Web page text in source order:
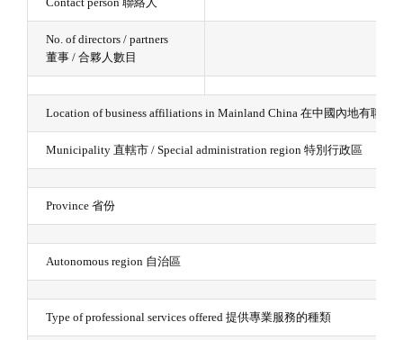
No. of directors / partners
董事 / 合夥人數目
Location of business affiliations in Mainland China 在中國內地有聯繫
Municipality 直轄市 / Special administration region 特別行政區
Province 省份
Autonomous region 自治區
Type of professional services offered 提供專業服務的種類